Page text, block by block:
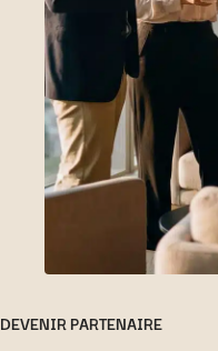
DEVENIR PARTENAIRE